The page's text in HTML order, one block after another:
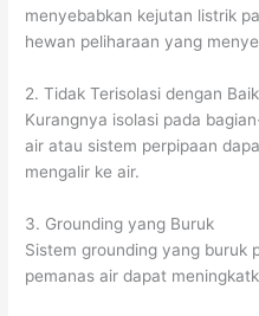
menyebabkan kejutan listrik
hewan peliharaan yang
2. Tidak Terisolasi dengan Baik
Kurangnya isolasi pada
air atau sistem perpipaan
mengalir ke air.
3. Grounding yang Buruk
Sistem grounding yang buruk
pemanas air dapat